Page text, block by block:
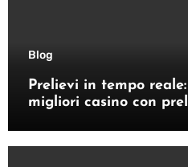
Blog
Prelievi in tempo
migliori casino con